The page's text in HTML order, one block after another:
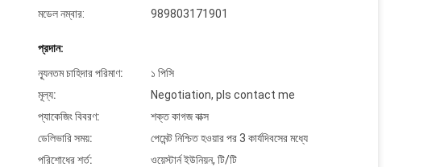
মডেল নম্বার:
989803171901
প্রদান:
ন্যূনতম চাহিদার পরিমাণ:
১ পিসি
মূল্য:
Negotiation, pls contact me
প্যাকেজিং বিবরণ:
শক্ত কাগজ বাক্স
ডেলিভারি সময়:
পেমেন্ট নিশ্চিত হওয়ার পর 3 কার্যদিবসের মধ্যে
পরিশোধের শর্ত:
ওয়েস্টার্ন ইউনিয়ন, টি/টি